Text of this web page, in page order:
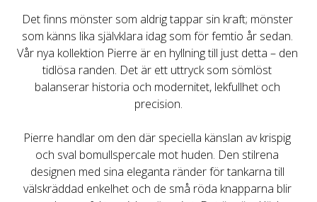
Det finns mönster som aldrig tappar sin kraft; mönster
som känns lika självklara idag som för femtio år sedan.
Vår nya kollektion Pierre är en hyllning till just detta – den
tidlösa randen. Det är ett uttryck som sömlöst
balanserar historia och modernitet, lekfullhet och
Pierre handlar om den där speciella känslan av krispig
och sval bomullspercale mot huden. Den stilrena
designen med sina eleganta ränder för tankarna till
välskräddad enkelhet och de små röda knapparna blir